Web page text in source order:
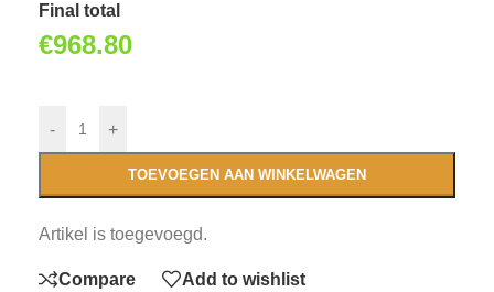
Final total
€968.80
- +
TOEVOEGEN AAN WINKELWAGEN
Artikel is toegevoegd.
Compare Add to wishlist